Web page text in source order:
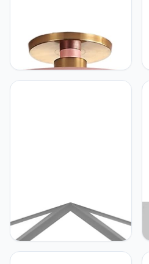
SHUANGZ Platte Lamp
LED-
inbouwplafondverlichting
Koud Wit Licht
SHUANGZ Geometrisch
Paneellicht LED-
plafondlamp
Inbouwverlichtingsarmatuur